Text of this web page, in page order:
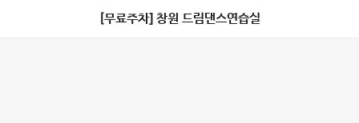
[무료주차] 창원 드림댄스연습실